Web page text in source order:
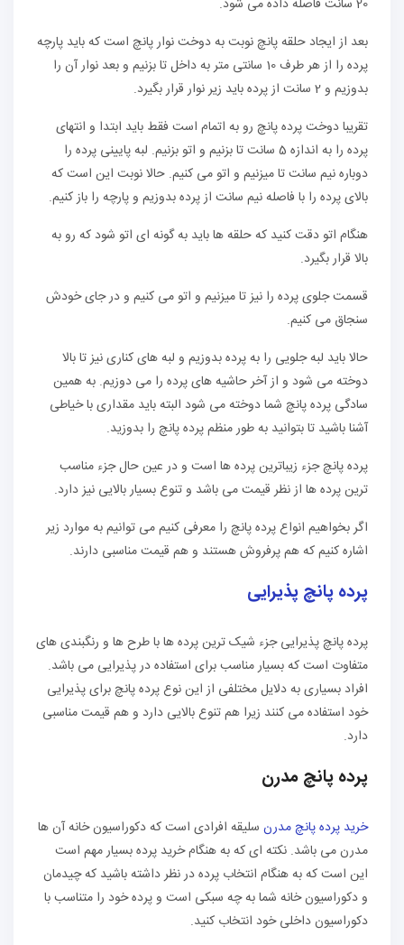
بعد از ایجاد حلقه پانچ نوبت به دوخت نوار پانچ است که باید پارچه
پرده را از هر طرف 10 سانتی متر به داخل تا بزنیم و بعد نوار آن را
بدوزیم و 2 سانت از پرده باید زیر نوار قرار بگیرد.
تقریبا دوخت پرده پانچ رو به اتمام است فقط باید ابتدا و انتهای
پرده را به اندازه 5 سانت تا بزنیم و اتو بزنیم. لبه پایینی پرده را
دوباره نیم سانت تا میزنیم و اتو می کنیم. حالا نوبت این است که
بالای پرده را با فاصله نیم سانت از پرده بدوزیم و پارچه را باز کنیم.
هنگام اتو دقت کنید که حلقه ها باید به گونه ای اتو شود که رو به
بالا قرار بگیرد.
قسمت جلوی پرده را نیز تا میزنیم و اتو می کنیم و در جای خودش
سنجاق می کنیم.
حالا باید لبه جلویی را به پرده بدوزیم و لبه های کناری نیز تا بالا
دوخته می شود و از آخر حاشیه های پرده را می دوزیم. به همین
سادگی پرده پانچ شما دوخته می شود البته باید مقداری با خیاطی
آشنا باشید تا بتوانید به طور منظم پرده پانچ را بدوزید.
پرده پانچ جزء زیباترین پرده ها است و در عین حال جزء مناسب
ترین پرده ها از نظر قیمت می باشد و تنوع بسیار بالایی نیز دارد.
اگر بخواهیم انواع پرده پانچ را معرفی کنیم می توانیم به موارد زیر
اشاره کنیم که هم پرفروش هستند و هم قیمت مناسبی دارند.
پرده پانچ پذیرایی
پرده پانچ پذیرایی جزء شیک ترین پرده ها با طرح ها و رنگبندی های
متفاوت است که بسیار مناسب برای استفاده در پذیرایی می باشد.
افراد بسیاری به دلایل مختلفی از این نوع پرده پانچ برای پذیرایی
خود استفاده می کنند زیرا هم تنوع بالایی دارد و هم قیمت مناسبی
دارد.
پرده پانچ مدرن
خرید پرده پانچ مدرن سلیقه افرادی است که دکوراسیون خانه آن ها
مدرن می باشد. نکته ای که به هنگام خرید پرده بسیار مهم است
این است که به هنگام انتخاب پرده در نظر داشته باشید که چیدمان
و دکوراسیون خانه شما به چه سبکی است و پرده خود را متناسب با
دکوراسیون داخلی خود انتخاب کنید.